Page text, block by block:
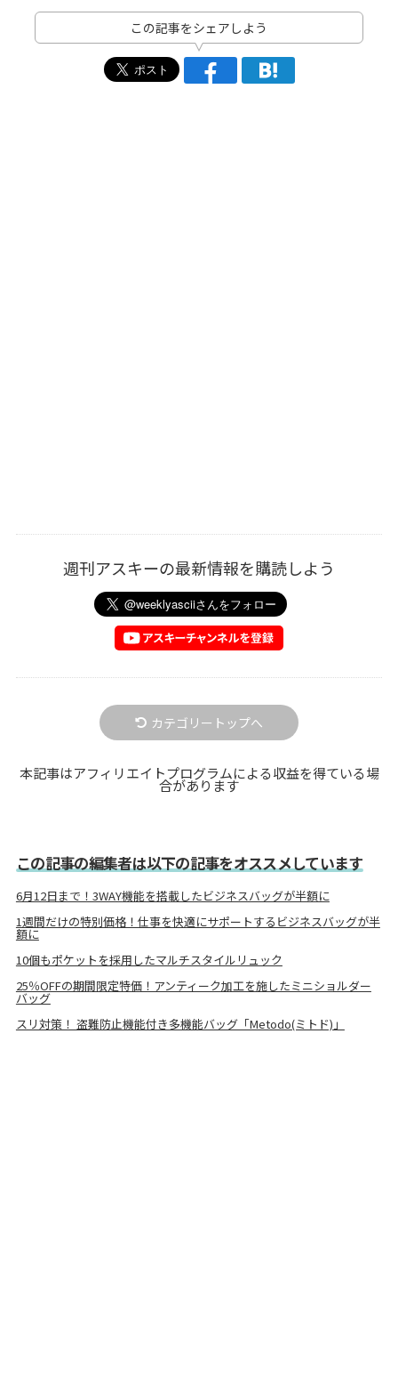
この記事をシェアしよう
週刊アスキーの最新情報を購読しよう
カテゴリートップへ
本記事はアフィリエイトプログラムによる収益を得ている場
合があります
この記事の編集者は以下の記事をオススメしています
6月12日まで！3WAY機能を搭載したビジネスバッグが半額に
1週間だけの特別価格！仕事を快適にサポートするビジネスバッグが半
額に
10個もポケットを採用したマルチスタイルリュック
25％OFFの期間限定特価！アンティーク加工を施したミニショルダー
バッグ
スリ対策！ 盗難防止機能付き多機能バッグ「Metodo(ミトド)」